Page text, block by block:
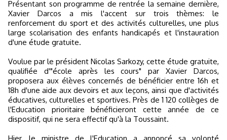
Présentant son programme de rentrée la semaine dernière,
Xavier Darcos a mis l'accent sur trois thèmes: le
renforcement du sport et des activités culturelles, une plus
large scolarisation des enfants handicapés et l'instauration
d'une étude gratuite.
Voulue par le président Nicolas Sarkozy, cette étude gratuite,
qualifiée d'"école après les cours" par Xavier Darcos,
proposera aux élèves concernés de bénéficier entre 16h et
18h d'une aide aux devoirs et aux leçons, ainsi que d'activités
éducatives, culturelles et sportives. Près de 1 120 collèges de
l'Education prioritaire bénéficieront cette année de ce
dispositif, qui ne sera effectif qu'à la Toussaint.